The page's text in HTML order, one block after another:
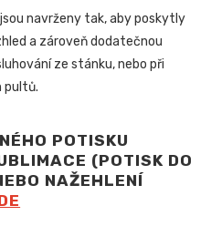
navrženy tak, aby poskytly
a zároveň dodatečnou
ze stánku, nebo při
pultů.
POTISKU
(POTISK DO
NAŽEHLENÍ